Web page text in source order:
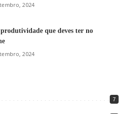
2024
que deves ter no
2024
7